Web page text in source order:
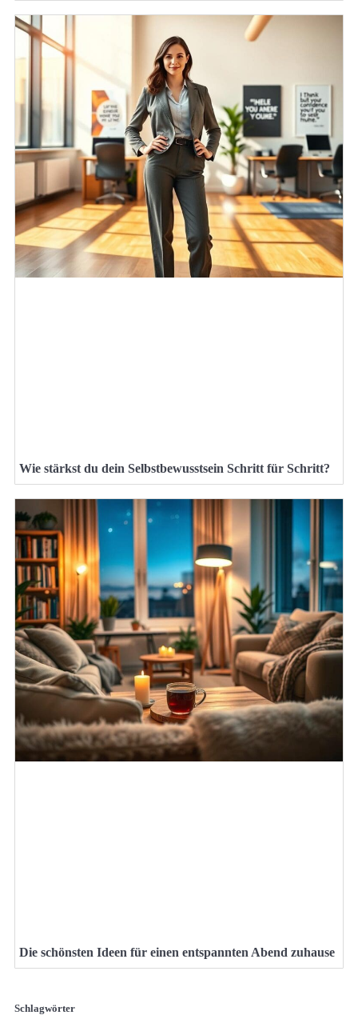
Wie stärkst du dein Selbstbewusstsein Schritt für Schritt?
Die schönsten Ideen für einen entspannten Abend zuhause
Schlagwörter